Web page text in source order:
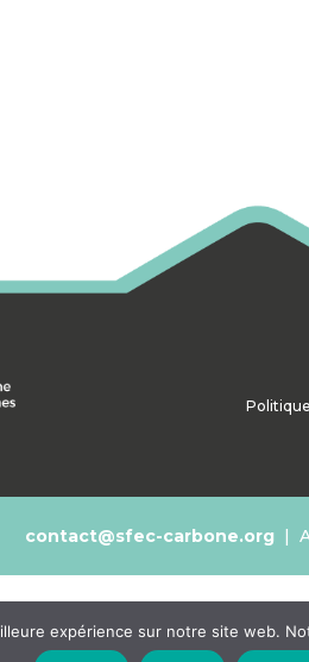
contact@sfec-carbone.org |
expérience sur notre site web.